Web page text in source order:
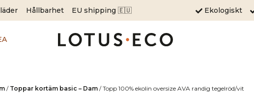
Hållbarhet EU shipping 🇪🇺 Ekologiskt
/ Toppar kortäm basic – Dam /Topp 100% ekolin oversize AVA randig tegelröd/vit